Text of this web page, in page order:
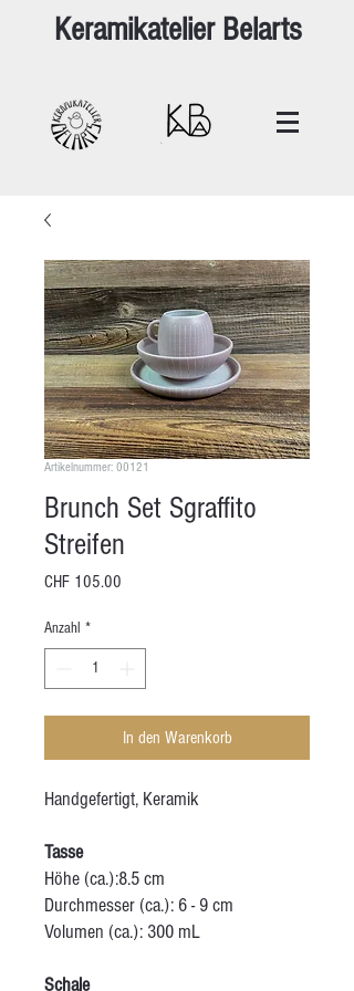
Keramikatelier Belarts
Artikelnummer: 00121
Brunch Set Sgraffito
Streifen
CHF 105.00
Anzahl *
In den Warenkorb
Handgefertigt, Keramik
Tasse
Höhe (ca.):8.5 cm
Durchmesser (ca.): 6 - 9 cm
Volumen (ca.): 300 mL
Schale